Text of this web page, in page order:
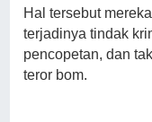
Hal tersebut
terjadinya tindak
pencopetan, dan
teror bom.